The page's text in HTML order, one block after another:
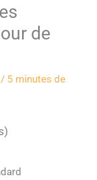
de
/ 5 minutes de